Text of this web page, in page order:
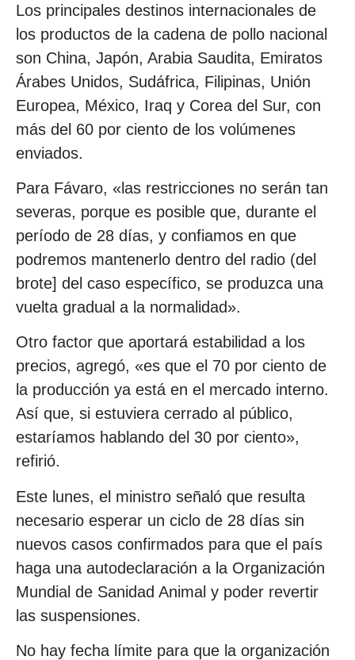
Los principales destinos internacionales de
los productos de la cadena de pollo nacional
son China, Japón, Arabia Saudita, Emiratos
Árabes Unidos, Sudáfrica, Filipinas, Unión
Europea, México, Iraq y Corea del Sur, con
más del 60 por ciento de los volúmenes
enviados.
Para Fávaro, «las restricciones no serán tan
severas, porque es posible que, durante el
período de 28 días, y confiamos en que
podremos mantenerlo dentro del radio (del
brote] del caso específico, se produzca una
vuelta gradual a la normalidad».
Otro factor que aportará estabilidad a los
precios, agregó, «es que el 70 por ciento de
la producción ya está en el mercado interno.
Así que, si estuviera cerrado al público,
estaríamos hablando del 30 por ciento»,
refirió.
Este lunes, el ministro señaló que resulta
necesario esperar un ciclo de 28 días sin
nuevos casos confirmados para que el país
haga una autodeclaración a la Organización
Mundial de Sanidad Animal y poder revertir
las suspensiones.
No hay fecha límite para que la organización